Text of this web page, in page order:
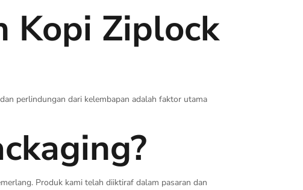
Kopi Ziplock
perlindungan dari kelembapan adalah faktor utama
Produk kami telah diiktiraf dalam pasaran dan